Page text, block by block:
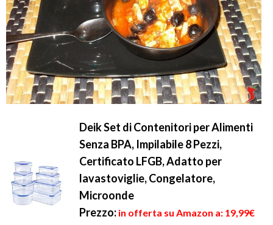
Deik Set di Contenitori per Alimenti
Senza BPA, Impilabile 8 Pezzi,
Certificato LFGB, Adatto per
lavastoviglie, Congelatore,
Microonde
Prezzo: in offerta su Amazon a: 19,99€